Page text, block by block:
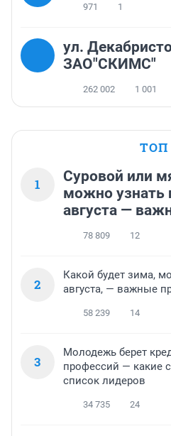
971 1
ул.
ЗАО"СКИМС"
262 002 1 001
ТОП
1
Суровой или
можно узнать
августа —
78 809 12
2
Какой будет зима,
августа, — важные
58 239 14
3
Молодежь берет
профессий — какие
список лидеров
34 735 24